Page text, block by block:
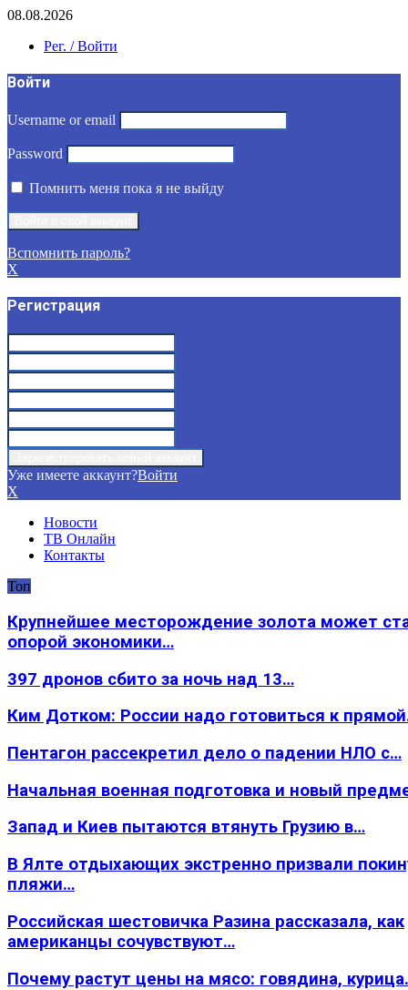
08.08.2026
Рег. / Войти
Войти
Username or email
Password
Помнить меня пока я не выйду
Вспомнить пароль?
X
Регистрация
Уже имеете аккаунт?Войти
X
Новости
ТВ Онлайн
Контакты
Топ
Крупнейшее месторождение золота может
опорой экономики…
397 дронов сбито за ночь над 13…
Ким Дотком: России надо готовиться к
Пентагон рассекретил дело о падении НЛО с…
Начальная военная подготовка и новый
Запад и Киев пытаются втянуть Грузию в…
В Ялте отдыхающих экстренно призвали
пляжи…
Российская шестовичка Разина рассказала, как
американцы сочувствуют…
Почему растут цены на мясо: говядина,